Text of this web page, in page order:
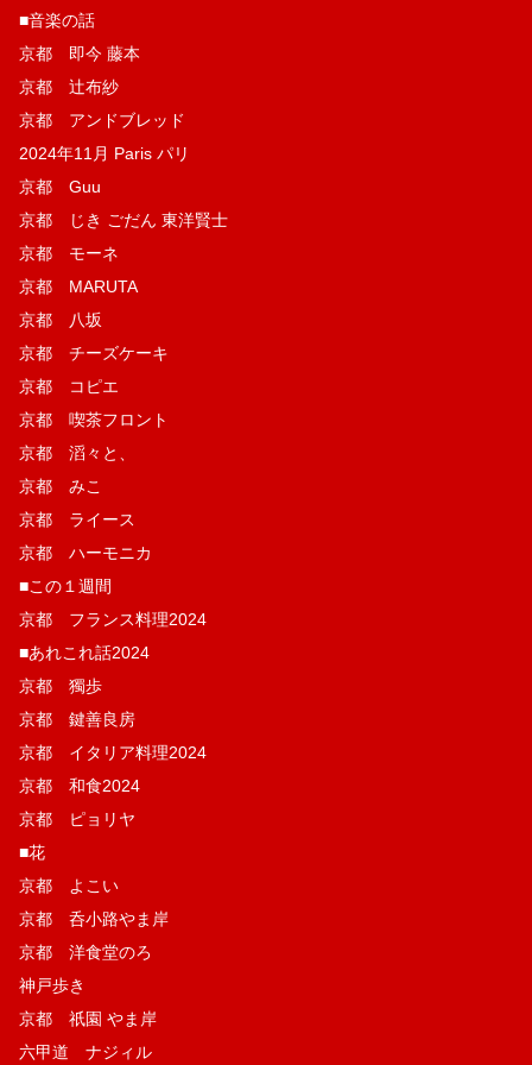
■音楽の話
京都 即今 藤本
京都 辻布紗
京都 アンドブレッド
2024年11月 Paris パリ
京都 Guu
京都 じき ごだん 東洋賢士
京都 モーネ
京都 MARUTA
京都 八坂
京都 チーズケーキ
京都 コピエ
京都 喫茶フロント
京都 滔々と、
京都 みこ
京都 ライース
京都 ハーモニカ
■この１週間
京都 フランス料理2024
■あれこれ話2024
京都 獨歩
京都 鍵善良房
京都 イタリア料理2024
京都 和食2024
京都 ピョリヤ
■花
京都 よこい
京都 呑小路やま岸
京都 洋食堂のろ
神戸歩き
京都 祇園 やま岸
六甲道 ナジィル